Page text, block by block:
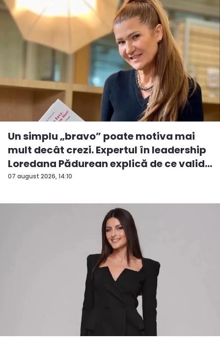
07 august 2026, 14:10
Un simplu „bravo” poate motiva mai
mult decât crezi. Expertul în leadership
Loredana Pădurean explică de ce valid...